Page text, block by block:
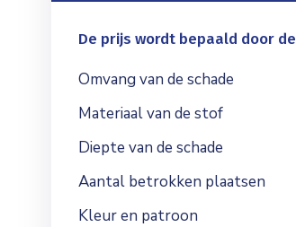
De prijs wordt bepaald door
Omvang van de schade
Materiaal van de stof
Diepte van de schade
Aantal betrokken plaatsen
Kleur en patroon